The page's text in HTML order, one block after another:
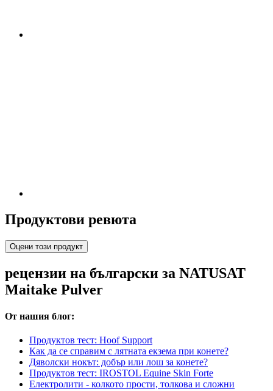
Продуктови ревюта
Оцени този продукт
рецензии на български за NATUSAT
Maitake Pulver
От нашия блог:
Продуктов тест: Hoof Support
Как да се справим с лятната екзема при конете?
Дяволски нокът: добър или лош за конете?
Продуктов тест: IROSTOL Equine Skin Forte
Електролити - колкото прости, толкова и сложни